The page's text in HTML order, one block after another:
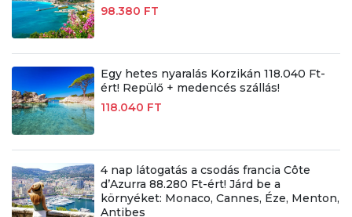
98.380 FT
Egy hetes nyaralás Korzikán 118.040 Ft-
ért! Repülő + medencés szállás!
118.040 FT
4 nap látogatás a csodás francia Côte
d’Azurra 88.280 Ft-ért! Járd be a
környéket: Monaco, Cannes, Éze, Menton,
Antibes